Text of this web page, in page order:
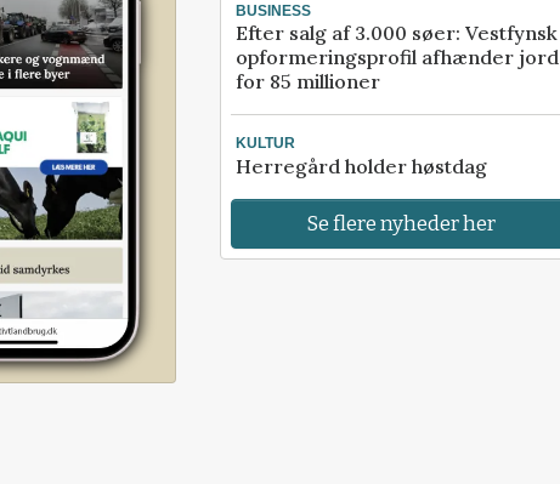
BUSINESS
Efter salg af 3.000 søer: Vestfynsk
opformeringsprofil afhænder jord
for 85 millioner
KULTUR
Herregård holder høstdag
Se flere nyheder her